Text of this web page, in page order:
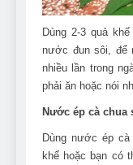
Dùng 2-3 quả
nước đun sôi, để
nhiều lần trong
phải ăn hoặc nói
Nước ép cà chua
Dùng nước ép
khế hoặc bạn có